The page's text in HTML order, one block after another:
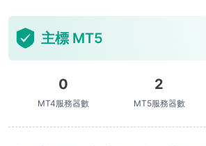
主標 MT5
0
MT4服務器數
2
MT5服務器數